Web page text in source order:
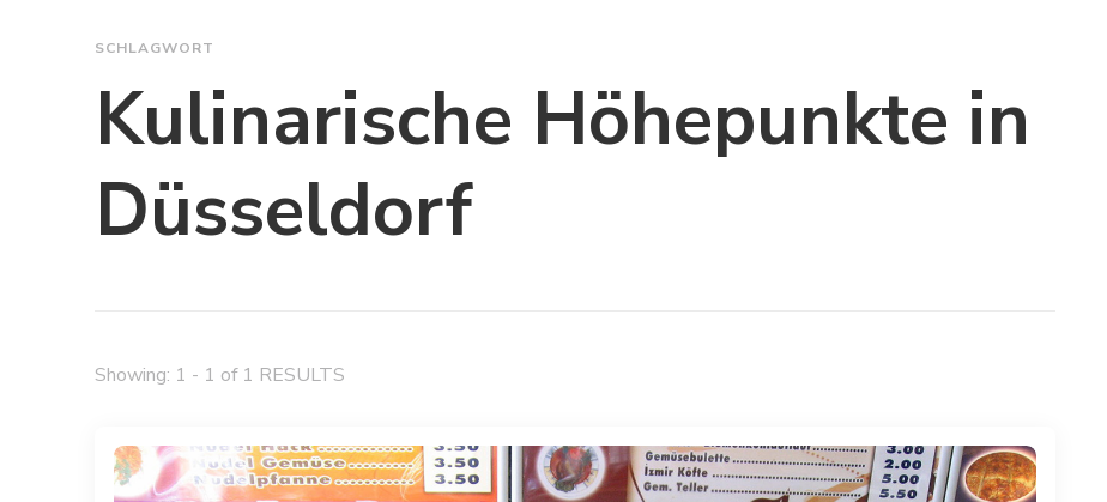
SCHLAGWORT
Kulinarische Höhepunkte in
Düsseldorf
Showing: 1 - 1 of 1 RESULTS